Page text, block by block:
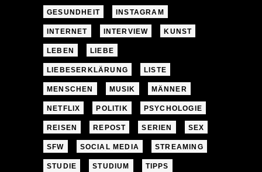
GESUNDHEIT INSTAGRAM
INTERNET INTERVIEW KUNST
LEBEN LIEBE
LIEBESERKLÄRUNG LISTE
MENSCHEN MUSIK MÄNNER
NETFLIX POLITIK PSYCHOLOGIE
REISEN REPOST SERIEN SEX
SFW SOCIAL MEDIA STREAMING
STUDIE STUDIUM TIPPS